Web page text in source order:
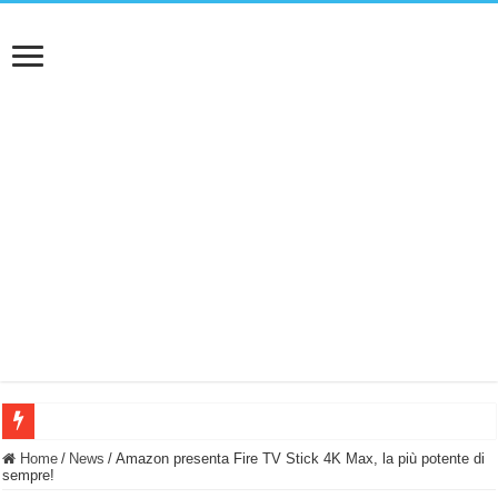
BASTA FATICARE! Questo robot tagliaerba lo appoggi e fa tutto lui! (Senza
Home / News / Amazon presenta Fire TV Stick 4K Max, la più potente di
sempre!